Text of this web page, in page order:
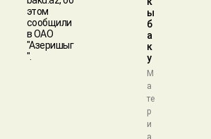
этом
сообщили
в ОАО
"Азеришыг
".
ы
б
а
к
у
М
а
те
р
и
а